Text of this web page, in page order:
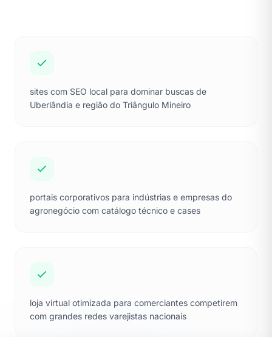
sites com SEO local para dominar buscas de
Uberlândia e região do Triângulo Mineiro
portais corporativos para indústrias e empresas do
agronegócio com catálogo técnico e cases
loja virtual otimizada para comerciantes competirem
com grandes redes varejistas nacionais